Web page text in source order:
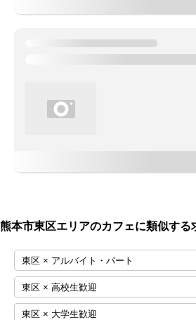
熊本市東区エリアのカフェに類似する
東区 × アルバイト・パート
東区 × 高校生歓迎
東区 × 大学生歓迎